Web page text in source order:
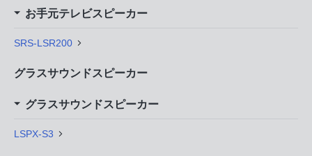
お手元テレビスピーカー
SRS-LSR200
グラスサウンドスピーカー
グラスサウンドスピーカー
LSPX-S3